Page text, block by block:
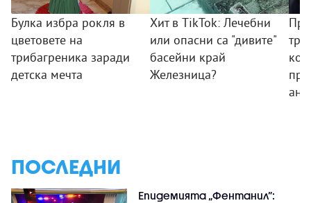
Булка избра рокля в
цветовете на
трибагреника заради
детска мечта
Хит в TikTok: Лечебни
или опасни са "дивите"
басейни край
Железница?
ПОСЛЕДНИ
Епидемията „Фентанил”: